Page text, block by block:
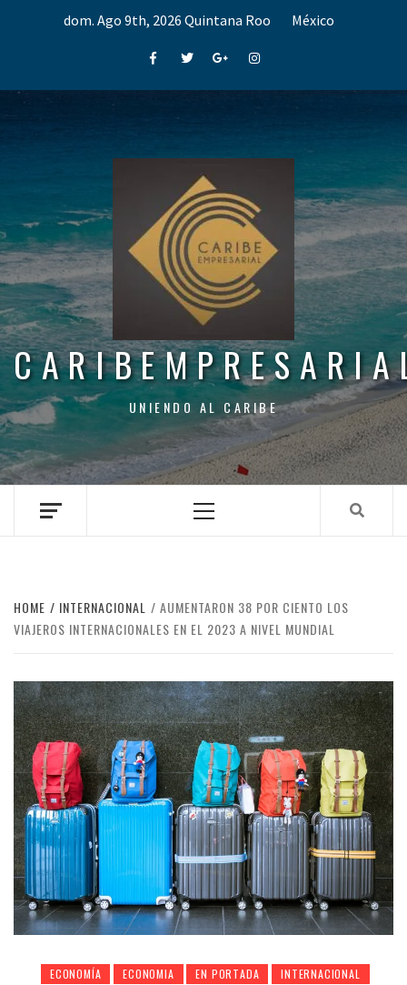
dom. Ago 9th, 2026 Quintana Roo México
FacebookTwitterGoogle+Instagram
UNIENDO AL CARIBE
Menu
HOME INTERNACIONAL
AUMENTARON 38 POR CIENTO LOS
VIAJEROS INTERNACIONALES EN EL 2023 A NIVEL MUNDIAL
ECONOMÍA ECONOMIA EN PORTADA
INTERNACIONAL